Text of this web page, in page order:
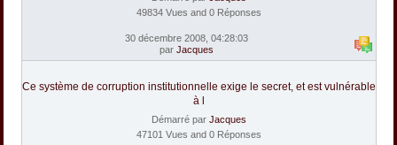
49834 Vues and 0 Réponses
30 décembre 2008, 04:28:03
par Jacques
Ce système de corruption institutionnelle exige le secret, et est vulnérable
à l
Démarré par Jacques
47101 Vues and 0 Réponses